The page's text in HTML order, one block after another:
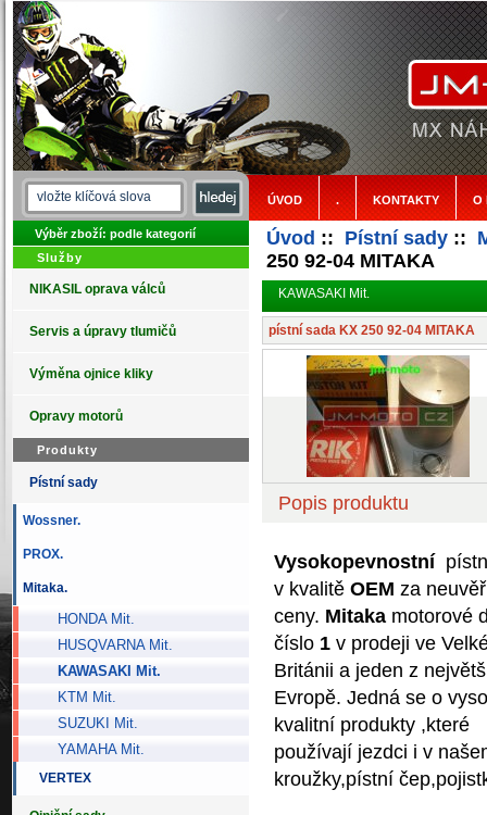
ÚVOD . KONTAKTY O
Výběr zboží: podle kategorií
Služby
NIKASIL oprava válců
Servis a úpravy tlumičů
Výměna ojnice kliky
Opravy motorů
Produkty
Pístní sady
Wossner.
PROX.
Mitaka.
HONDA Mit.
HUSQVARNA Mit.
KAWASAKI Mit.
KTM Mit.
SUZUKI Mit.
YAMAHA Mit.
VERTEX
Úvod :: Pístní sady::
250 92-04 MITAKA
KAWASAKI Mit.
pístní sada KX 250 92-04 MITAKA
Popis produktu
Vysokopevnostní
v kvalitě OEM za
ceny. Mitaka motorové
číslo 1 v prodeji ve
Británii a jeden z
Evropě. Jedná se o
kvalitní produkty ,které
používají jezdci i v
kroužky,pístní